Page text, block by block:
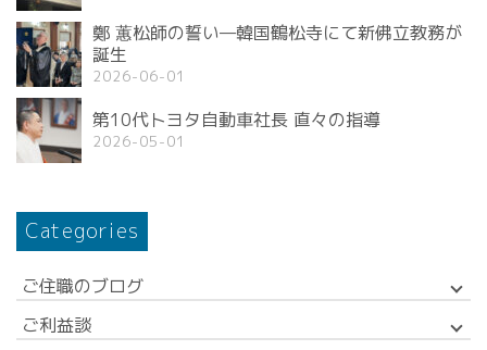
鄭 蕙松師の誓い—韓国鶴松寺にて新佛立教務が
誕生
2026-06-01
第10代トヨタ自動車社長 直々の指導
2026-05-01
Categories
ご住職のブログ
ご利益談